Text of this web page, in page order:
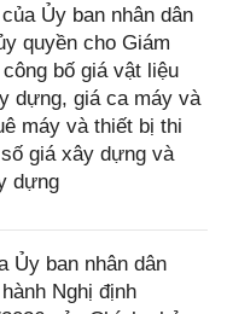
Ủy ban nhân dân
quyền cho Giám
bố giá vật liệu
dựng, giá ca máy và
máy và thiết bị thi
giá xây dựng và
dựng
Ủy ban nhân dân
Nghị định